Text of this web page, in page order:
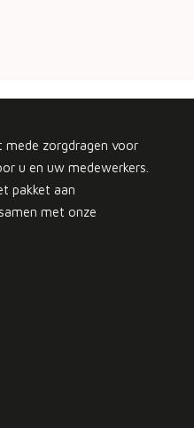
mede zorgdragen voor
u en uw medewerkers.
pakket aan
met onze